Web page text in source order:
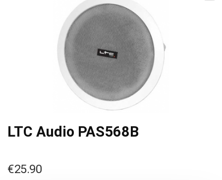
LTC Audio PAS568B
€25.90